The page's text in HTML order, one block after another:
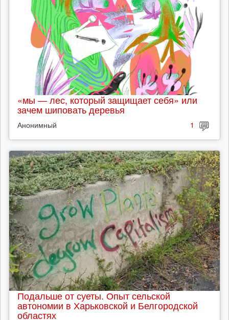
«мы — лес, который защищает себя» или
зачем шиповать деревья
Анонимный 1
Подальше от суеты. Опыт сельской
автономии в Харьковской и Белгородской
областях